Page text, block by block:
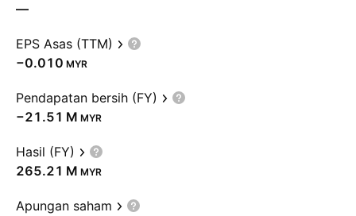
—
EPS Asas (TTM)
−0.010 MYR
Pendapatan bersih (FY)
‪−21.51 M‬ MYR
Hasil (FY)
‪265.21 M‬ MYR
Apungan saham